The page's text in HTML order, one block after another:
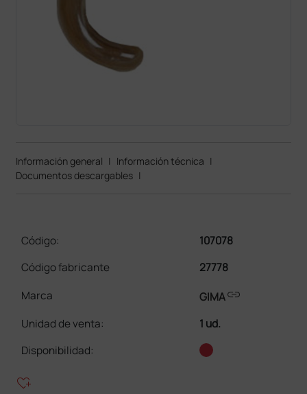
Información general | Información técnica |
Documentos descargables |
Código:
107078
Código fabricante
27778
Marca
GIMAlink
Unidad de venta:
1 ud.
Disponibilidad:
heart_plus